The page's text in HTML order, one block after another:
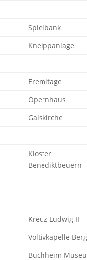
Spielbank
Kneippanlage
Eremitage
Opernhaus
Gaiskirche
Kloster
Benediktbeuern
Kreuz Ludwig II
Voltivkapelle Berg
Buchheim